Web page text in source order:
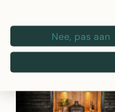
Nee, pas aan